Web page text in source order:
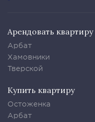
Арендовать квартиру
Арбат
Хамовники
Тверской
Купить квартиру
Остоженка
Арбат